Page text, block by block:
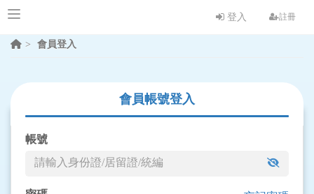
登入 註冊
會員登入
會員帳號登入
帳號